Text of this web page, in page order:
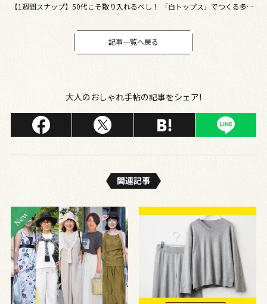
【1週間スナップ】50代こそ取り入れるべし！ 「白トップス」でつくる多幸
記事一覧へ戻る
大人のおしゃれ手帖の記事をシェア!
関連記事